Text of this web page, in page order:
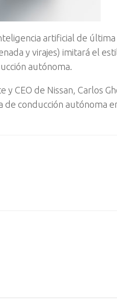
artificial de última
y virajes) imitará el
autónoma.
CEO de Nissan, Carlos
de conducción autónoma